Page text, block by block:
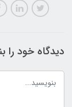
دیدگاه خود را